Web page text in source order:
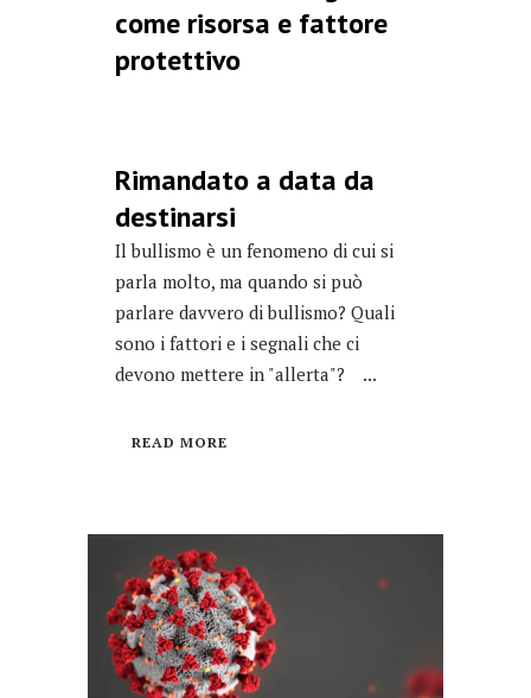
come risorsa e fattore
protettivo
Rimandato a data da
destinarsi
Il bullismo è un fenomeno di cui si
parla molto, ma quando si può
parlare davvero di bullismo? Quali
sono i fattori e i segnali che ci
devono mettere in "allerta"? ...
READ MORE